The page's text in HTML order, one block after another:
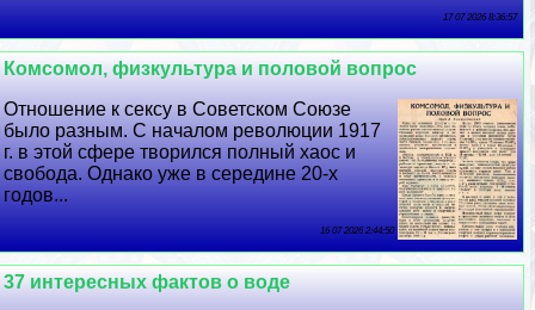
17 07 2026 8:36:57
Комсомол, физкультура и пoлoвoй вопрос
Отношение к ceкcу в Советском Союзе
было разным. С началом революции 1917
г. в этой сфере творился полный хаос и
свобода. Однако уже в середине 20-х
годов...
16 07 2026 2:44:50
37 интересных фактов о воде